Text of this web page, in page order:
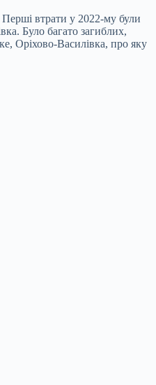
Перші втрати у 2022-му були
Було багато загиблих,
Оріхово-Василівка, про яку